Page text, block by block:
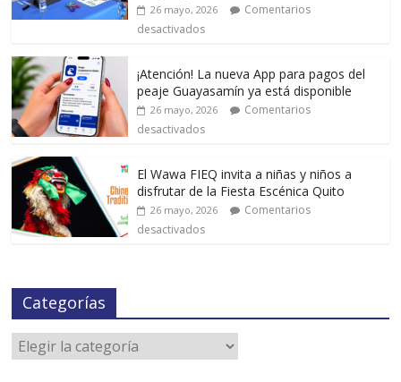
26 mayo, 2026
Comentarios
desactivados
¡Atención! La nueva App para pagos del
peaje Guayasamín ya está disponible
26 mayo, 2026
Comentarios
desactivados
El Wawa FIEQ invita a niñas y niños a
disfrutar de la Fiesta Escénica Quito
26 mayo, 2026
Comentarios
desactivados
Categorías